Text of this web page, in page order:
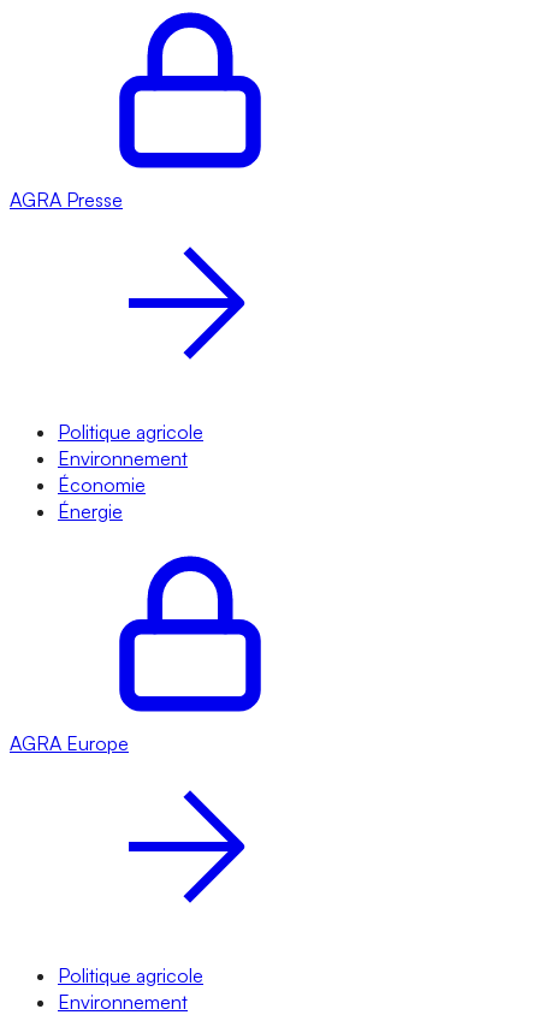
AGRA Presse
Politique agricole
Environnement
Économie
Énergie
AGRA Europe
Politique agricole
Environnement